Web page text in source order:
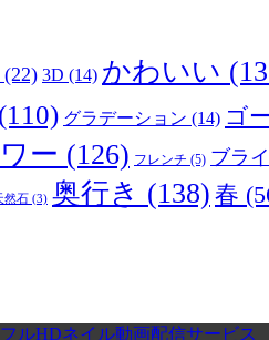
(22) 3D (14) かわいい
(110) グラデーション (14) ゴ
ー (126) フレンチ (5) ブラ
然石 (3) 奥行き (138) 春